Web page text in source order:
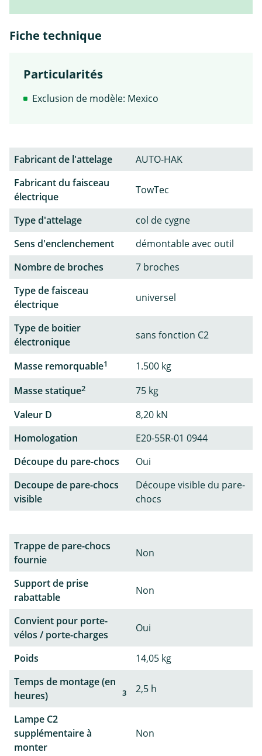
Fiche technique
Particularités
Exclusion de modèle: Mexico
Fabricant de l'attelage
AUTO-HAK
Fabricant du faisceau
électrique
TowTec
Type d'attelage
col de cygne
Sens d'enclenchement
démontable avec outil
Nombre de broches
7 broches
Type de faisceau
électrique
universel
Type de boitier
électronique
sans fonction C2
Masse remorquable1
1.500 kg
Masse statique2
75 kg
Valeur D
8,20 kN
Homologation
E20-55R-01 0944
Découpe du pare-chocs
Oui
Decoupe de pare-chocs
visible
Découpe visible du pare-
chocs
Trappe de pare-chocs
fournie
Non
Support de prise
rabattable
Non
Convient pour porte-
vélos / porte-charges
Oui
Poids
14,05 kg
Temps de montage (en
heures)
3 2,5 h
Lampe C2
supplémentaire à
monter
Non